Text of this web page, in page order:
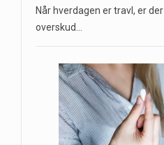
Når hverdagen er travl, er
overskud…